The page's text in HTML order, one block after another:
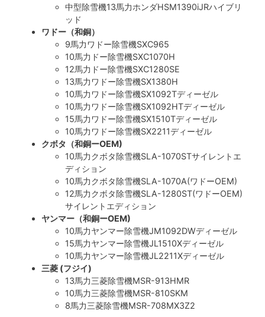
中型除雪機13馬力ホンダHSM1390iJRハイブリ
ッド
ワドー（和銅）
9馬力ワドー除雪機SXC965
10馬力ドー除雪機SXC1070H
12馬力ドー除雪機SXC1280SE
13馬力ワドー除雪機SX1380H
10馬力ワドー除雪機SX1092Tディーゼル
10馬力ワドー除雪機SX1092HTディーゼル
15馬力ワドー除雪機SX1510Tディーゼル
10馬力ワドー除雪機SX2211ディーゼル
クボタ（和銅ーOEM)
10馬力クボタ除雪機SLA-1070STサイレントエ
ディション
10馬力クボタ除雪機SLA-1070A(ワドーOEM)
12馬力クボタ除雪機SLA-1280ST(ワドーOEM)
サイレントエディション
ヤンマー（和銅ーOEM)
10馬力ヤンマー除雪機JM1092DWディーゼル
15馬力ヤンマー除雪機JL1510Xディーゼル
10馬力ヤンマー除雪機JL2211Xディーゼル
三菱 (フジイ)
13馬力三菱除雪機MSR-913HMR
10馬力三菱除雪機MSR-810SKM
8馬力三菱除雪機MSR-708MX3Z2